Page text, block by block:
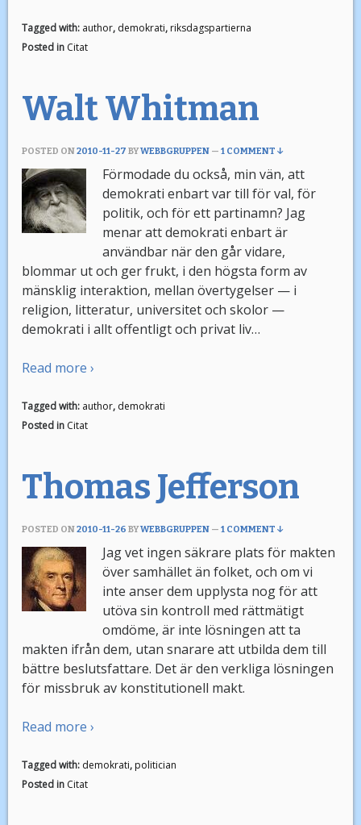
Tagged with: author, demokrati, riksdagspartierna
Posted in Citat
Walt Whitman
POSTED ON2010-11-27 BYWEBBGRUPPEN — 1 COMMENT ↓
Förmodade du också, min vän, att
demokrati enbart var till för val, för
politik, och för ett partinamn? Jag
menar att demokrati enbart är
användbar när den går vidare,
blommar ut och ger frukt, i den högsta form av
mänsklig interaktion, mellan övertygelser — i
religion, litteratur, universitet och skolor —
demokrati i allt offentligt och privat liv…
Read more ›
Tagged with: author, demokrati
Posted in Citat
Thomas Jefferson
POSTED ON2010-11-26 BYWEBBGRUPPEN — 1 COMMENT ↓
Jag vet ingen säkrare plats för makten
över samhället än folket, och om vi
inte anser dem upplysta nog för att
utöva sin kontroll med rättmätigt
omdöme, är inte lösningen att ta
makten ifrån dem, utan snarare att utbilda dem till
bättre beslutsfattare. Det är den verkliga lösningen
för missbruk av konstitutionell makt.
Read more ›
Tagged with: demokrati, politician
Posted in Citat